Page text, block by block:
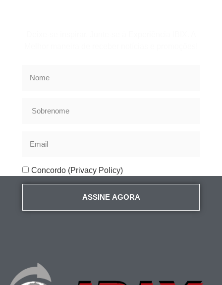
Concordo (Privacy Policy)
ASSINE AGORA